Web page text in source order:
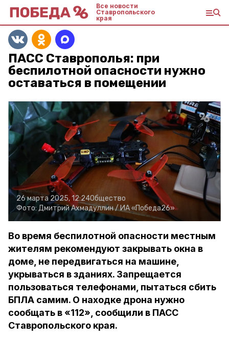
Все новости
Ставропольского
края
ПАСС Ставрополья: при
беспилотной опасности нужно
оставаться в помещении
26 марта 2025, 12:24Общество
Фото: Дмитрий Ахмадуллин /ИА «Победа26»
Во время беспилотной опасности местным
жителям рекомендуют закрывать окна в
доме, не передвигаться на машине,
укрываться в зданиях. Запрещается
пользоваться телефонами, пытаться сбить
БПЛА самим. О находке дрона нужно
сообщать в «112», сообщили в ПАСС
Ставропольского края.